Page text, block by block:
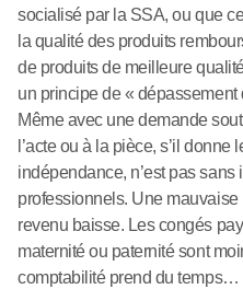
socialisé par la SSA, ou que
la qualité des produits
de produits de meilleure
un principe de « dépassement
Même avec une demande
l’acte ou à la pièce, s’il
indépendance, n’est pas
professionnels. Une
revenu baisse. Les congés
maternité ou paternité sont
comptabilité prend du